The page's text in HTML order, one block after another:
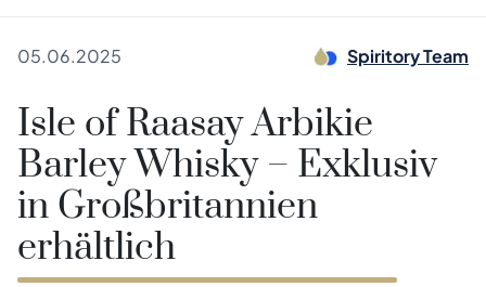
05.06.2025 Spiritory Team
Isle of Raasay Arbikie
Barley Whisky – Exklusiv
in Großbritannien
erhältlich